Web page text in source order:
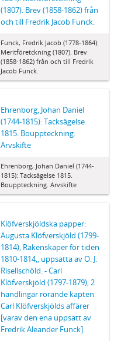
(1807). Brev (1858-1862) från
och till Fredrik Jacob Funck.
Funck, Fredrik Jacob (1778-1864):
Meritföretckning (1807). Brev
(1858-1862) från och till Fredrik
Jacob Funck.
Ehrenborg, Johan Daniel
(1744-1815): Tacksägelse
1815. Bouppteckning.
Arvskifte
Ehrenborg, Johan Daniel (1744-
1815): Tacksägelse 1815.
Bouppteckning. Arvskifte
Klöfverskjöldska papper:
Augusta Klöfverskjöld (1799-
1814), Räkenskaper för tiden
1810-1814,, uppsatta av O. J.
Risellschöld. - Carl
Klöfverskjöld (1797-1879), 2
handlingar rörande kapten
Carl Klöfverskjölds affärer
[varav den ena uppsatt av
Fredrik Aleander Funck].